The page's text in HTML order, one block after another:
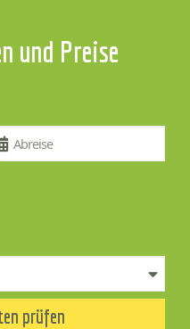
und Preise
prüfen